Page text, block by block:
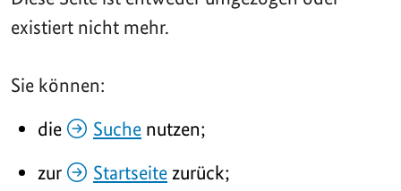
existiert nicht mehr.
Sie können:
die
Suche nutzen;
zur
Startseite zurück;